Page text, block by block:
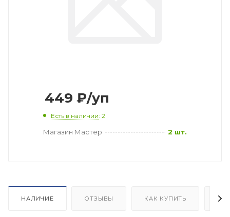
449 ₽/уп
Есть в наличии: 2
Магазин Мастер 2 шт.
НАЛИЧИЕ ОТЗЫВЫ КАК КУПИТЬ